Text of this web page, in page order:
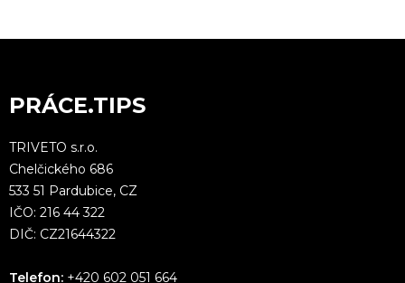
PRÁCE.TIPS
TRIVETO s.r.o.
Chelčického 686
533 51 Pardubice, CZ
IČO: 216 44 322
DIČ: CZ21644322
Telefon: +420 602 051 664